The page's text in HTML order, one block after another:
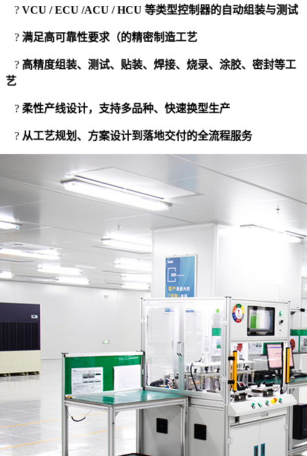
? VCU / ECU /ACU / HCU 等类型控制器的自动组装与测试
? 满足高可靠性要求（的精密制造工艺
? 高精度组装、测试、贴装、焊接、烧录、涂胶、密封等工
艺
? 柔性产线设计，支持多品种、快速换型生产
? 从工艺规划、方案设计到落地交付的全流程服务